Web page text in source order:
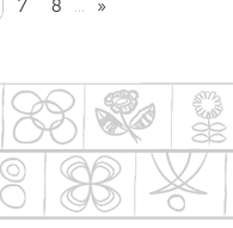
7 8 ... »